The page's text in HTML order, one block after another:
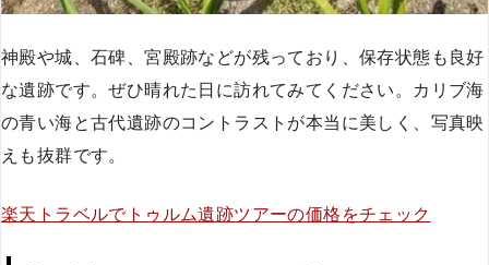
神殿や城、石碑、宮殿跡などが残っており、保存状態も良好
な遺跡です。ぜひ晴れた日に訪れてみてください。カリブ海
の青い海と古代遺跡のコントラストが本当に美しく、写真映
えも抜群です。
楽天トラベルでトゥルム遺跡ツアーの価格をチェック